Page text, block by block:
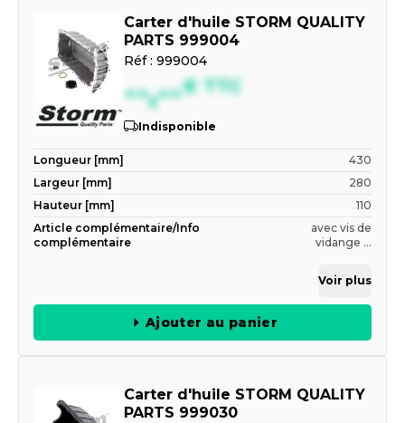
Carter d'huile STORM QUALITY
PARTS 999004
Réf : 999004
--,--€ TTC
Indisponible
Longueur [mm]
430
Largeur [mm]
280
Hauteur [mm]
110
Article complémentaire/Info
complémentaire
avec vis de
vidange ...
Voir plus
Ajouter au panier
Carter d'huile STORM QUALITY
PARTS 999030